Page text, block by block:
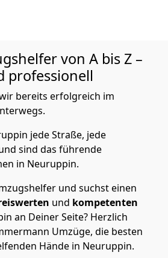
von A bis Z –
professionell
bereits erfolgreich im
jede Straße, jede
sind das führende
in Neuruppin.
und suchst einen
und kompetenten
an Deiner Seite? Herzlich
Umzüge, die besten
Hände in Neuruppin.